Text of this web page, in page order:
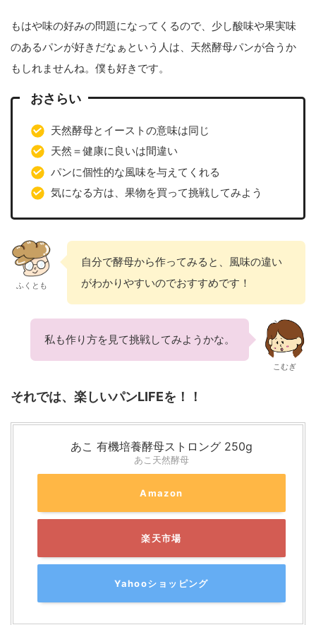
もはや味の好みの問題になってくるので、少し酸味や果実味
のあるパンが好きだなぁという人は、天然酵母パンが合うか
もしれませんね。僕も好きです。
おさらい
天然酵母とイーストの意味は同じ
天然＝健康に良いは間違い
パンに個性的な風味を与えてくれる
気になる方は、果物を買って挑戦してみよう
ふくとも
自分で酵母から作ってみると、風味の違い
がわかりやすいのでおすすめです！
私も作り方を見て挑戦してみようかな。
こむぎ
それでは、楽しいパンLIFEを！！
あこ 有機培養酵母ストロング 250g
あこ天然酵母
Amazon
楽天市場
Yahooショッピング